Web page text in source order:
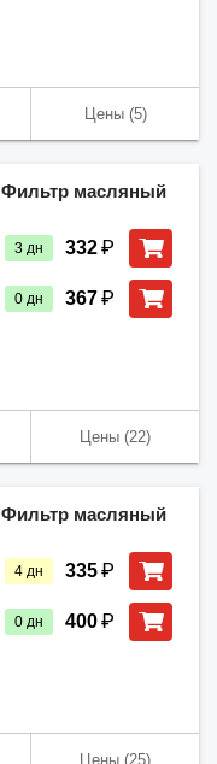
Цены(5)
Фильтр масляный
3 дн 332₽
0 дн 367₽
Цены (22)
Фильтр масляный
4 дн 335₽
0 дн 400₽
Цены (25)